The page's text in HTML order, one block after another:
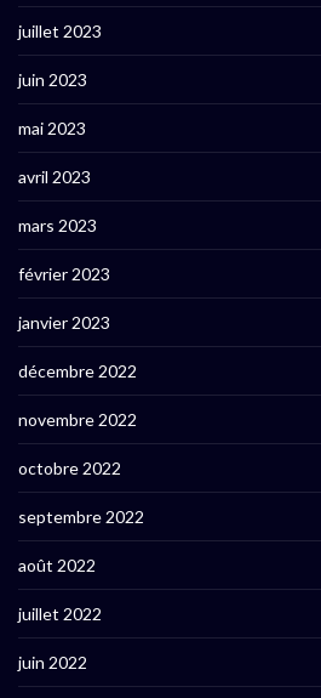
juillet 2023
juin 2023
mai 2023
avril 2023
mars 2023
février 2023
janvier 2023
décembre 2022
novembre 2022
octobre 2022
septembre 2022
août 2022
juillet 2022
juin 2022